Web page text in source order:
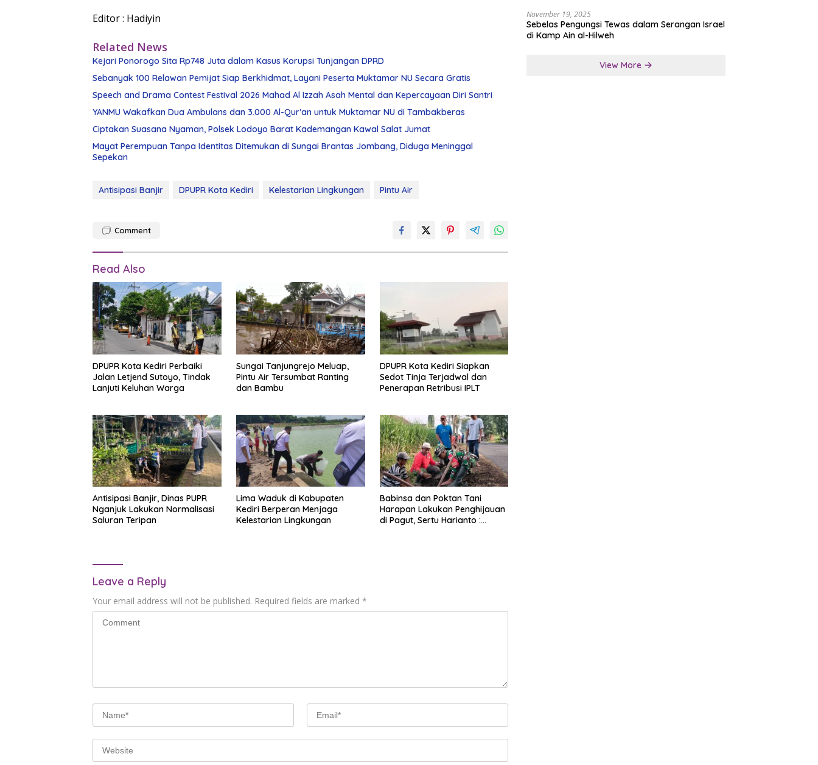
Editor : Hadiyin
Related News
Kejari Ponorogo Sita Rp748 Juta dalam Kasus Korupsi Tunjangan DPRD
Sebanyak 100 Relawan Pemijat Siap Berkhidmat, Layani Peserta Muktamar NU Secara Gratis
Speech and Drama Contest Festival 2026 Mahad Al Izzah Asah Mental dan Kepercayaan Diri Santri
YANMU Wakafkan Dua Ambulans dan 3.000 Al-Qur’an untuk Muktamar NU di Tambakberas
Ciptakan Suasana Nyaman, Polsek Lodoyo Barat Kademangan Kawal Salat Jumat
Mayat Perempuan Tanpa Identitas Ditemukan di Sungai Brantas Jombang, Diduga Meninggal
Sepekan
Antisipasi Banjir DPUPR Kota Kediri Kelestarian Lingkungan Pintu Air
Comment
Read Also
DPUPR Kota Kediri Perbaiki
Jalan Letjend Sutoyo, Tindak
Lanjuti Keluhan Warga
Sungai Tanjungrejo Meluap,
Pintu Air Tersumbat Ranting
dan Bambu
DPUPR Kota Kediri Siapkan
Sedot Tinja Terjadwal dan
Penerapan Retribusi IPLT
Antisipasi Banjir, Dinas PUPR
Nganjuk Lakukan Normalisasi
Saluran Teripan
Lima Waduk di Kabupaten
Kediri Berperan Menjaga
Kelestarian Lingkungan
Babinsa dan Poktan Tani
Harapan Lakukan Penghijauan
di Pagut, Sertu Harianto :
Leave a Reply
Your email address will not be published. Required fields are marked *
November 19, 2025
Sebelas Pengungsi Tewas dalam Serangan Israel
di Kamp Ain al-Hilweh
View More